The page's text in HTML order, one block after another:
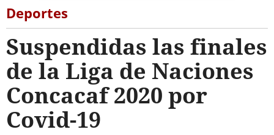
Deportes
Suspendidas las finales
de la Liga de Naciones
Concacaf 2020 por
Covid-19